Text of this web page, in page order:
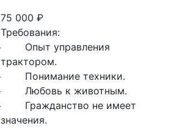
75 000₽
Требования:
̶	Опыт управления
трактором.
̶	Понимание техники.
̶	Любовь к животным.
̶	Гражданство не имеет
значения.